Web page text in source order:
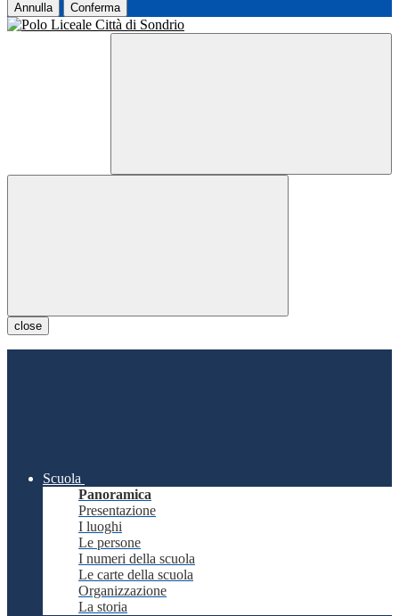
Annulla Conferma
close
Scuola
Panoramica
Presentazione
I luoghi
Le persone
I numeri della scuola
Le carte della scuola
Organizzazione
La storia